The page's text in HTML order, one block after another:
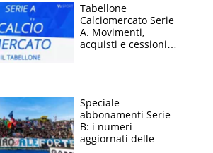
Tabellone
Calciomercato Serie
A. Movimenti,
acquisti e cessioni:
Speciale
abbonamenti Serie
B: i numeri
aggiornati delle